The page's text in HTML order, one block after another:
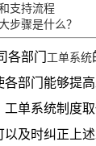
支持流程
步骤是什么？
各部门 工单系统
部门能够提
单系统制度
及时纠正上